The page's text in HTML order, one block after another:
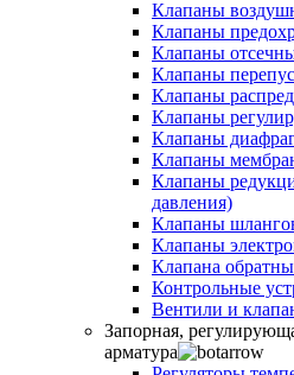
Клапаны
Клапаны
Клапаны
Клапаны
Клапаны
Клапаны
Клапаны
Клапаны
Клапаны
давления)
Клапаны
Клапаны
Клапана
Контрольные
Вентили и
Запорная,
арматура